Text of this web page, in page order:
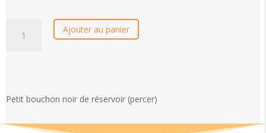
Ajouter au panier
Petit bouchon noir de réservoir (percer)